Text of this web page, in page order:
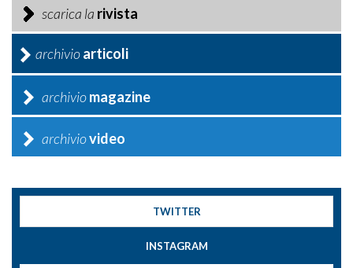
scarica la rivista
archivioarticoli
archiviomagazine
archiviovideo
TWITTER
INSTAGRAM